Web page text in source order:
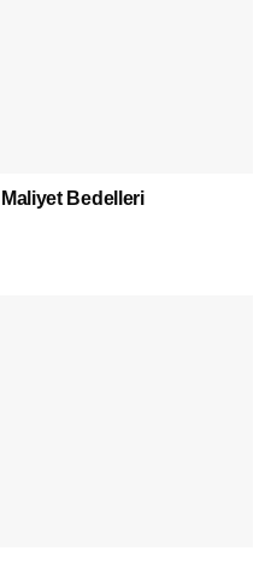
Bedelleri